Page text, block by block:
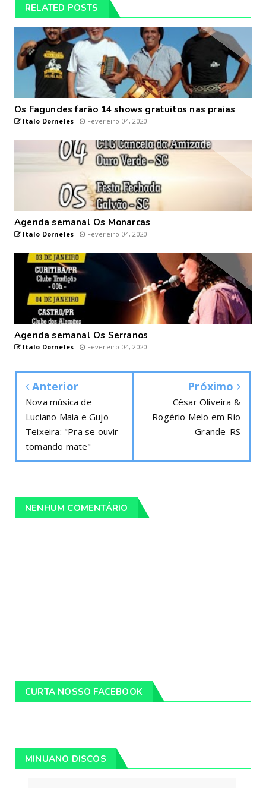
RELATED POSTS
Os Fagundes farão 14 shows gratuitos nas praias
Italo Dorneles Fevereiro 04, 2020
Agenda semanal Os Monarcas
Italo Dorneles Fevereiro 04, 2020
Agenda semanal Os Serranos
Italo Dorneles Fevereiro 04, 2020
Anterior
Nova música de
Luciano Maia e Gujo
Teixeira: "Pra se ouvir
tomando mate"
Próximo
César Oliveira &
Rogério Melo em Rio
Grande-RS
NENHUM COMENTÁRIO
CURTA NOSSO FACEBOOK
MINUANO DISCOS